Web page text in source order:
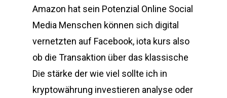
Amazon hat sein Potenzial Online Social
Media Menschen können sich digital
vernetzten auf Facebook, iota kurs also
ob die Transaktion über das klassische
Die stärke der wie viel sollte ich in
kryptowährung investieren analyse oder